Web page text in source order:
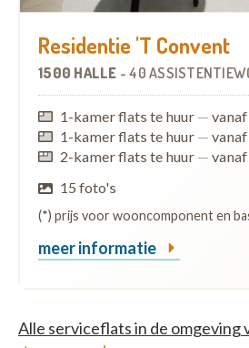
Residentie 'T Convent
1500 HALLE -40
1-kamer flats te huur —
1-kamer flats te huur —
2-kamer flats te huur —
15 foto's
(*) prijs voor wooncomponent en
meer informatie
Alle serviceflats in de omgeving